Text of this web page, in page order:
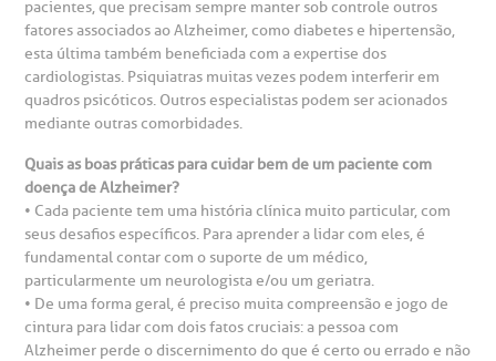
pacientes, que precisam sempre manter sob controle outros
fatores associados ao Alzheimer, como diabetes e hipertensão,
esta última também beneficiada com a expertise dos
cardiologistas. Psiquiatras muitas vezes podem interferir em
quadros psicóticos. Outros especialistas podem ser acionados
mediante outras comorbidades.
Quais as boas práticas para cuidar bem de um paciente com
doença de Alzheimer?
• Cada paciente tem uma história clínica muito particular, com
seus desafios específicos. Para aprender a lidar com eles, é
fundamental contar com o suporte de um médico,
particularmente um neurologista e/ou um geriatra.
• De uma forma geral, é preciso muita compreensão e jogo de
cintura para lidar com dois fatos cruciais: a pessoa com
Alzheimer perde o discernimento do que é certo ou errado e não